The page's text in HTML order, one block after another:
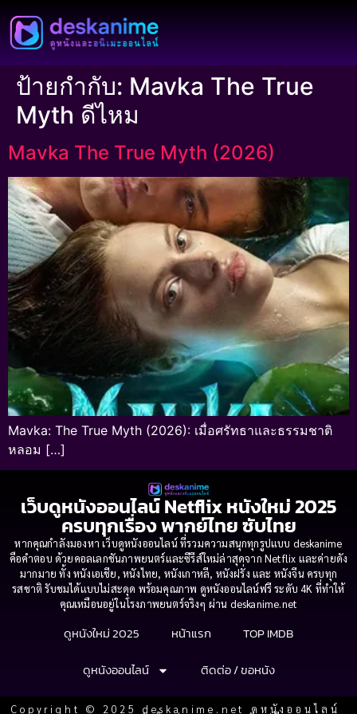
ป้ายกำกับ: Mavka The True
Myth ดีไหม
Mavka The True Myth (2026)
Mavka: The True Myth (2026): เมื่อศรัทธาและธรรมชาติ
หลอม […]
เว็บดูหนังออนไลน์ Netflix หนังใหม่ 2025
ครบทุกเรื่อง พากย์ไทย ซับไทย
หากคุณกำลังมองหา เว็บดูหนังออนไลน์ ที่รวมความสนุกทุกรูปแบบ deskanime
คือคำตอบ ด้วยคอลเลกชันภาพยนตร์และซีรีส์ใหม่ล่าสุดจาก Netflix และค่ายดัง
มากมาย ทั้ง หนังเอเชีย, หนังไทย, หนังเกาหลี, หนังฝรั่ง และ หนังจีน ครบทุก
รสชาติ รับชมได้แบบไม่สะดุด พร้อมคุณภาพ ดูหนังออนไลน์ฟรี ระดับ 4K ที่ทำให้
คุณเหมือนอยู่ในโรงภาพยนตร์จริงๆ ผ่าน deskanime.net
ดูหนังใหม่ 2025 หน้าแรก
TOP IMDB
ดูหนังออนไลน์
ติดต่อ / ขอหนัง
Copyright © 2025 deskanime.net ดูหนังออนไลน์